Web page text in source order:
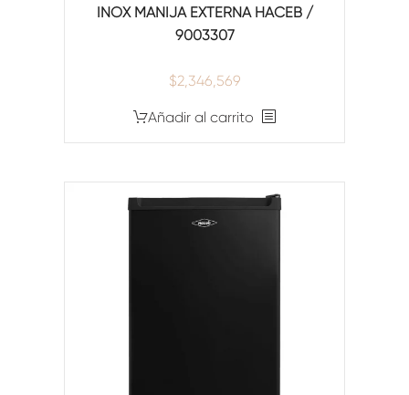
INOX MANIJA EXTERNA HACEB /
9003307
$2,346,569
Añadir al carrito